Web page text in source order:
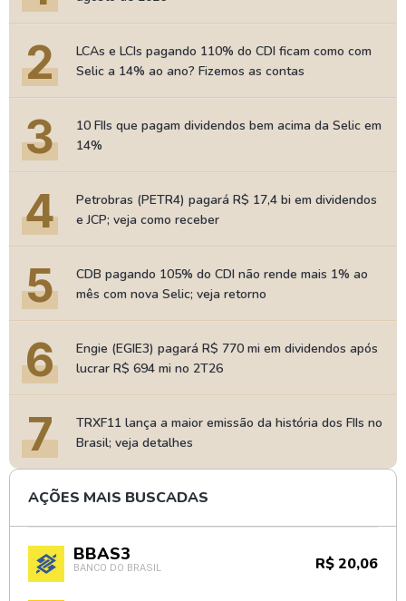
2
LCAs e LCIs pagando 110% do CDI ficam como com
Selic a 14% ao ano? Fizemos as contas
3
10 FIIs que pagam dividendos bem acima da Selic em
14%
4
Petrobras (PETR4) pagará R$ 17,4 bi em dividendos
e JCP; veja como receber
5
CDB pagando 105% do CDI não rende mais 1% ao
mês com nova Selic; veja retorno
6
Engie (EGIE3) pagará R$ 770 mi em dividendos após
lucrar R$ 694 mi no 2T26
7
TRXF11 lança a maior emissão da história dos FIIs no
Brasil; veja detalhes
AÇÕES MAIS BUSCADAS
BBAS3
BANCO DO BRASIL R$ 20,06